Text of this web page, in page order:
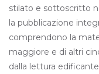
stilato e sottoscritto
la pubblicazione
comprendono la
maggiore e di altri
dalla lettura